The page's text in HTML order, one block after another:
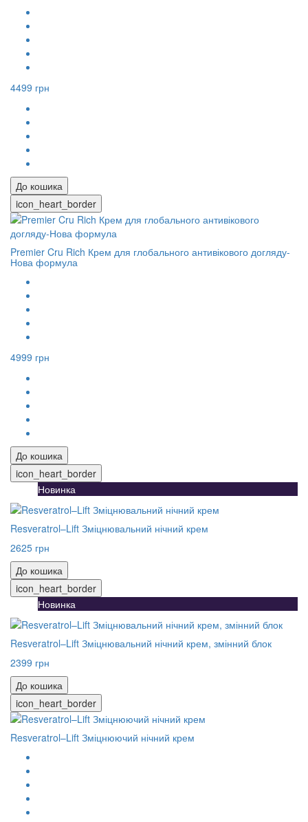
4499 грн
До кошика
icon_heart_border
Premier Cru Rich Крем для глобального антивікового догляду-
Нова формула
4999 грн
До кошика
icon_heart_border
Новинка
Resveratrol–Lift Зміцнювальний нічний крем
2625 грн
До кошика
icon_heart_border
Новинка
Resveratrol–Lift Зміцнювальний нічний крем, змінний блок
2399 грн
До кошика
icon_heart_border
Resveratrol–Lift Зміцнюючий нічний крем